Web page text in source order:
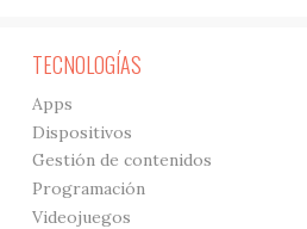
TECNOLOGÍAS
Apps
Dispositivos
Gestión de contenidos
Programación
Videojuegos